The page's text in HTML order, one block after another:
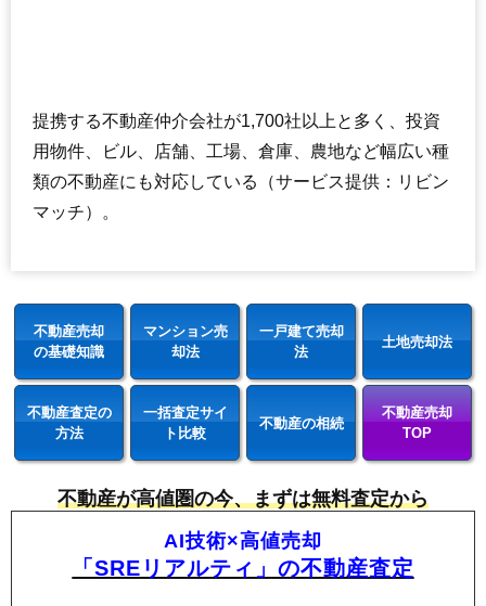
提携する不動産仲介会社が1,700社以上と多く、投資
用物件、ビル、店舗、工場、倉庫、農地など幅広い種
類の不動産にも対応している（サービス提供：リビン
マッチ）。
不動産売却
の基礎知識
マンション売
却法
一戸建て売却
法
土地売却法
不動産査定の
方法
一括査定サイ
ト比較
不動産の相続
不動産売却
TOP
不動産が高値圏の今、まずは無料査定から
AI技術×高値売却
「SREリアルティ」の不動産査定